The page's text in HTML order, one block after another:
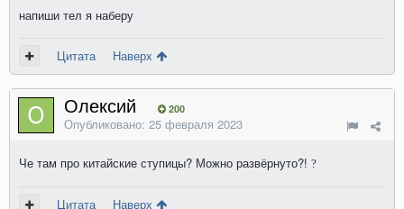
напиши тел я наберу
Цитата Наверх
Олексий 200
Опубликовано: 25 февраля 2023
Че там про китайские ступицы? Можно развёрнуто?! ?
Цитата Наверх